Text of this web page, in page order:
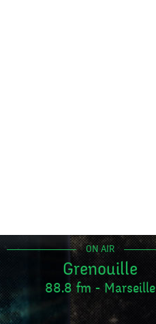
ON AIR
Grenouille
88.8 fm - Marseille